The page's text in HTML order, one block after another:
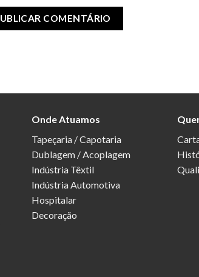
Onde Atuamos
Tapeçaria / Capotaria
Dublagem / Acoplagem
Indústria Têxtil
Indústria Automotiva
Hospitalar
Decoração